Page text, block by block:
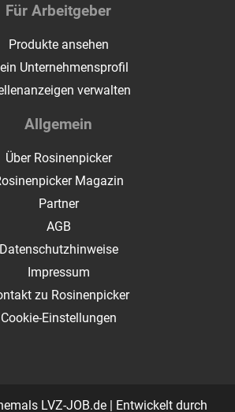
Für Arbeitgeber
Produkte ansehen
Unternehmensprofil
verwalten
Allgemein
Über Rosinenpicker
Magazin
Partner
AGB
Datenschutzhinweise
Impressum
zu Rosinenpicker
Cookie-Einstellungen
LVZ-JOB.de | Entwickelt durch